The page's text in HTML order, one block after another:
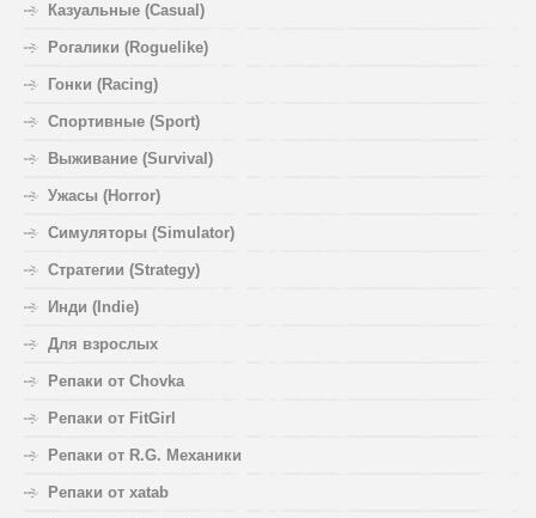
Казуальные (Casual)
Рогалики (Roguelike)
Гонки (Racing)
Спортивные (Sport)
Выживание (Survival)
Ужасы (Horror)
Симуляторы (Simulator)
Стратегии (Strategy)
Инди (Indie)
Для взрослых
Репаки от Chovka
Репаки от FitGirl
Репаки от R.G. Механики
Репаки от xatab